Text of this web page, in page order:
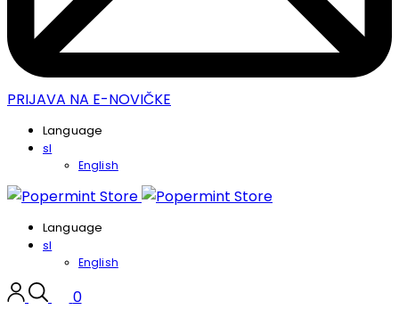
PRIJAVA NA E-NOVIČKE
Language
sl
English
Language
sl
English
0